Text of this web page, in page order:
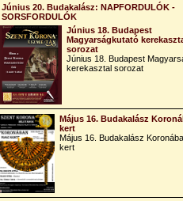
Június 20. Budakalász: NAPFORDULÓK -
SORSFORDULÓK
Június 18. Budapest
Magyarságkutató
sorozat
Június 18. Budapest
kerekasztal sorozat
Május 16. Budakalász
kert
Május 16. Budakalász
kert